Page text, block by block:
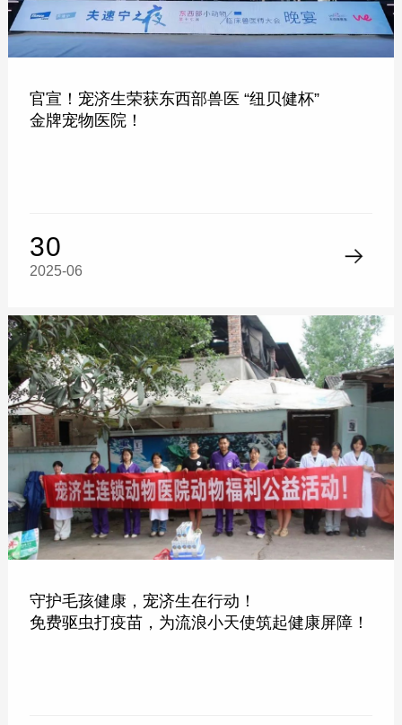
官宣！宠济生荣获东西部兽医 “纽贝健杯”
金牌宠物医院！
30
2025-06
守护毛孩健康，宠济生在行动！
免费驱虫打疫苗，为流浪小天使筑起健康屏障！